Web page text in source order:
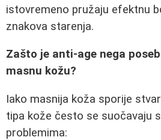
istovremeno pružaju efektnu
znakova starenja.
Zašto je anti-age nega
masnu kožu?
Iako masnija koža sporije
tipa kože često se suočavaju
problemima: